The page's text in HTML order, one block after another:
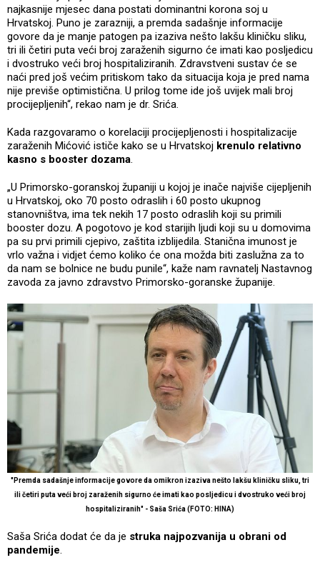
najkasnije mjesec dana postati dominantni korona soj u
Hrvatskoj. Puno je zarazniji, a premda sadašnje informacije
govore da je manje patogen pa izaziva nešto lakšu kliničku sliku,
tri ili četiri puta veći broj zaraženih sigurno će imati kao posljedicu
i dvostruko veći broj hospitaliziranih. Zdravstveni sustav će se
naći pred još većim pritiskom tako da situacija koja je pred nama
nije previše optimistična. U prilog tome ide još uvijek mali broj
procijepljenih“, rekao nam je dr. Srića.
Kada razgovaramo o korelaciji procijepljenosti i hospitalizacije
zaraženih Mićović ističe kako se u Hrvatskoj krenulo relativno
kasno s booster dozama.
„U Primorsko-goranskoj županiji u kojoj je inače najviše cijepljenih
u Hrvatskoj, oko 70 posto odraslih i 60 posto ukupnog
stanovništva, ima tek nekih 17 posto odraslih koji su primili
booster dozu. A pogotovo je kod starijih ljudi koji su u domovima
pa su prvi primili cjepivo, zaštita izblijedila. Stanična imunost je
vrlo važna i vidjet ćemo koliko će ona možda biti zaslužna za to
da nam se bolnice ne budu punile“, kaže nam ravnatelj Nastavnog
zavoda za javno zdravstvo Primorsko-goranske županije.
"Premda sadašnje informacije govore da omikron izaziva nešto lakšu kliničku sliku, tri
ili četiri puta veći broj zaraženih sigurno će imati kao posljedicu i dvostruko veći broj
hospitaliziranih" - Saša Srića (FOTO: HINA)
Saša Srića dodat će da je struka najpozvanija u obrani od
pandemije.